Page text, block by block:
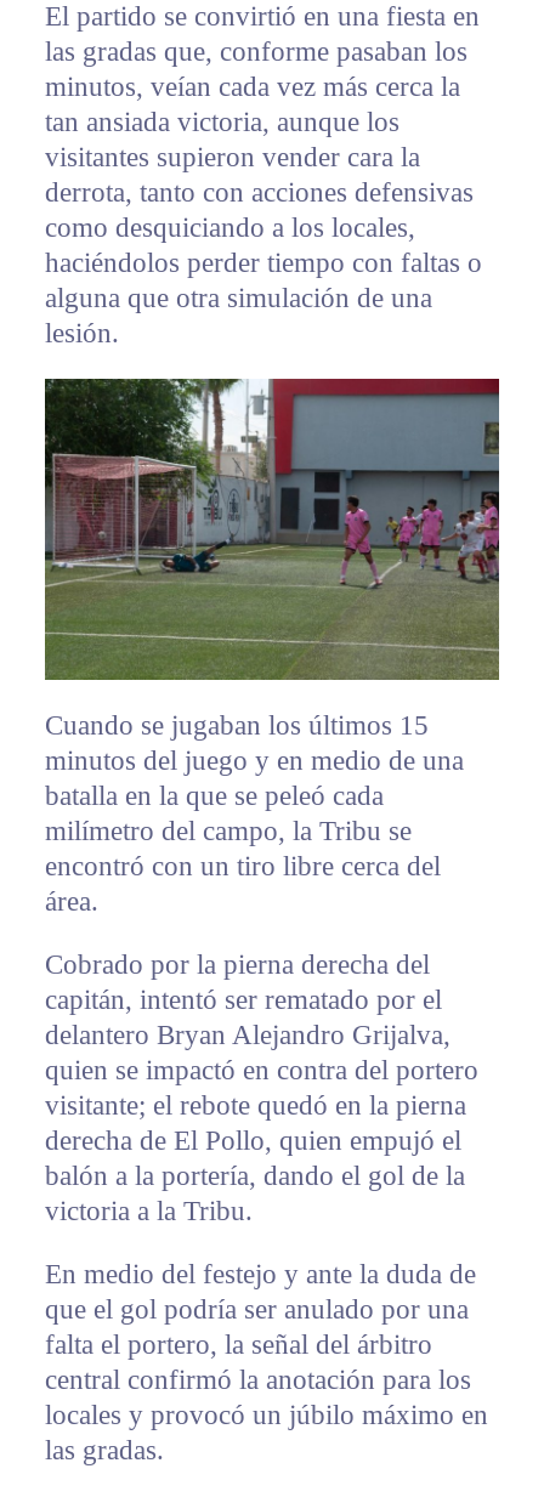
El partido se convirtió en una fiesta en
las gradas que, conforme pasaban los
minutos, veían cada vez más cerca la
tan ansiada victoria, aunque los
visitantes supieron vender cara la
derrota, tanto con acciones defensivas
como desquiciando a los locales,
haciéndolos perder tiempo con faltas o
alguna que otra simulación de una
lesión.
Cuando se jugaban los últimos 15
minutos del juego y en medio de una
batalla en la que se peleó cada
milímetro del campo, la Tribu se
encontró con un tiro libre cerca del
área.
Cobrado por la pierna derecha del
capitán, intentó ser rematado por el
delantero Bryan Alejandro Grijalva,
quien se impactó en contra del portero
visitante; el rebote quedó en la pierna
derecha de El Pollo, quien empujó el
balón a la portería, dando el gol de la
victoria a la Tribu.
En medio del festejo y ante la duda de
que el gol podría ser anulado por una
falta el portero, la señal del árbitro
central confirmó la anotación para los
locales y provocó un júbilo máximo en
las gradas.